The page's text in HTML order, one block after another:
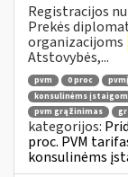
Registracijos
Prekės
organizacijoms
Atstovybės,...
pvm 0 proc
konsulinėms
pvm grąžinimas
kategorijos:
proc. PVM
konsulinėms